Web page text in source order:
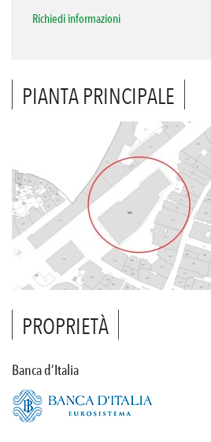
Richiedi informazioni
PIANTA PRINCIPALE
PROPRIETÀ
Banca d’Italia